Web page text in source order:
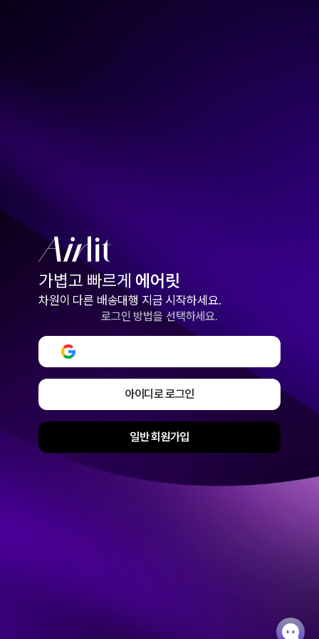
가볍고 빠르게 에어릿
차원이 다른 배송대행 지금 시작하세요.
로그인 방법을 선택하세요.
아이디로 로그인
일반 회원가입